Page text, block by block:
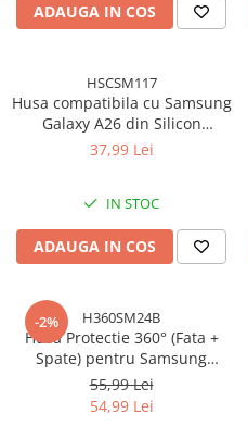
ADAUGA IN COS
HSCSM117
Husa compatibila cu Samsung
Galaxy A26 din Silicon
Catifelat cu Interior din
37,99 Lei
IN STOC
ADAUGA IN COS
-2% H360SM24B
Husa Protectie 360° (Fata +
Spate) pentru Samsung
Galaxy A56 5G, Transparenta
cu Margini Mov - Protectie
55,99 Lei
54,99 Lei